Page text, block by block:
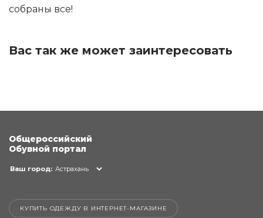
собраны все!
Вас так же может заинтересовать
Общероссийский
Обувной портал
Ваш город: Астрахань
КУПИТЬ ОДЕЖДУ В ИНТЕРНЕТ-МАГАЗИНЕ